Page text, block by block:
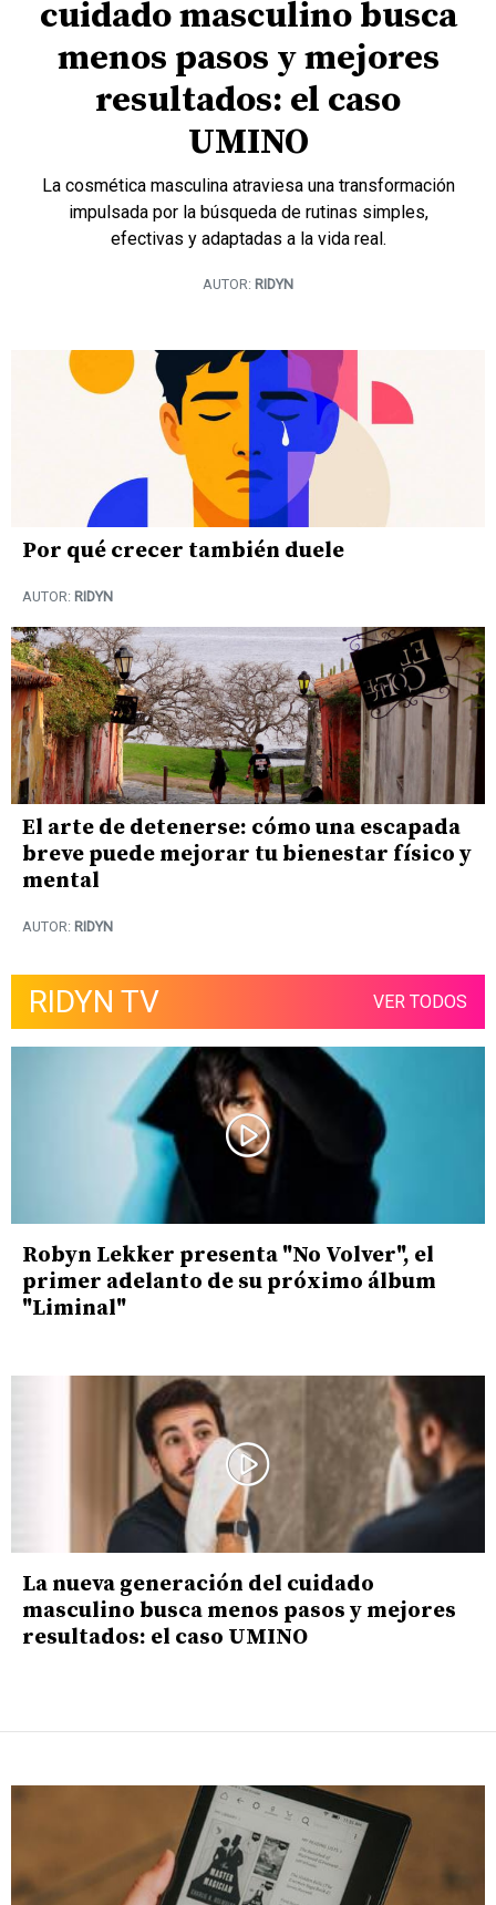
Por qué crecer también duele
AUTOR: RIDYN
El arte de detenerse: cómo una escapada
breve puede mejorar tu bienestar físico y
mental
AUTOR: RIDYN
cuidado masculino busca
menos pasos y mejores
resultados: el caso
UMINO
La cosmética masculina atraviesa una transformación
impulsada por la búsqueda de rutinas simples,
efectivas y adaptadas a la vida real.
AUTOR: RIDYN
RIDYN TV VER TODOS
Robyn Lekker presenta "No Volver", el
primer adelanto de su próximo álbum
"Liminal"
La nueva generación del cuidado
masculino busca menos pasos y mejores
resultados: el caso UMINO